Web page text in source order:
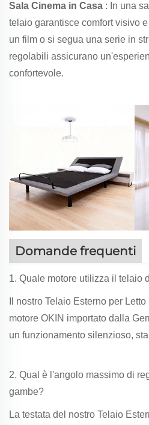
Sala Cinema in Casa : In una
telaio garantisce comfort visivo
un film o si segua una serie in
regolabili assicurano
confortevole.
Domande frequenti
1. Quale motore utilizza il telaio
Il nostro Telaio Esterno per
motore OKIN importato dalla
un funzionamento silenzioso,
2. Qual è l'angolo massimo di
gambe?
La testata del nostro Telaio